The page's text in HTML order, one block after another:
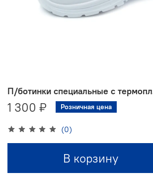
(0)
П/ботинки специальные с
1 300 ₽ Розничная цена
В корзину